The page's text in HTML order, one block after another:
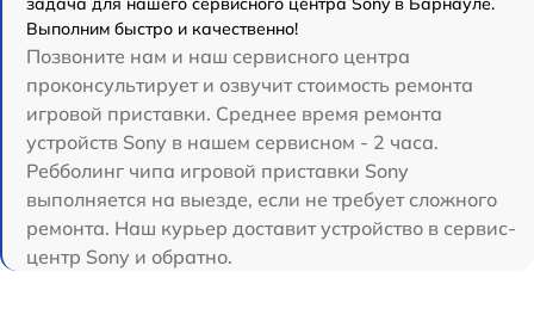
Выполним быстро и качественно!
Позвоните нам и наш сервисного центра
проконсультирует и озвучит стоимость ремонта
игровой приставки. Среднее время ремонта
устройств Sony в нашем сервисном - 2 часа.
Ребболинг чипа игровой приставки Sony
выполняется на выезде, если не требует сложного
ремонта. Наш курьер доставит устройство в сервис-
центр Sony и обратно.